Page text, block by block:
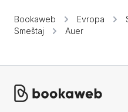
Bookaweb Evropa
Smeštaj
Auer